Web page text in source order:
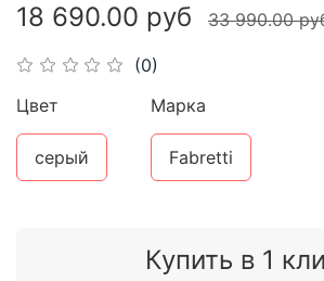
(0)
18 690.00 руб 33 990.00
Купить в 1
Цвет
серый
Марка
Fabretti